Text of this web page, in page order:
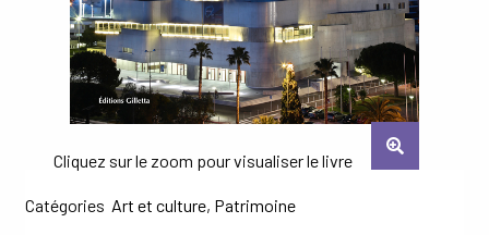
ESPACE PRO
Catégories Art et culture, Patrimoine